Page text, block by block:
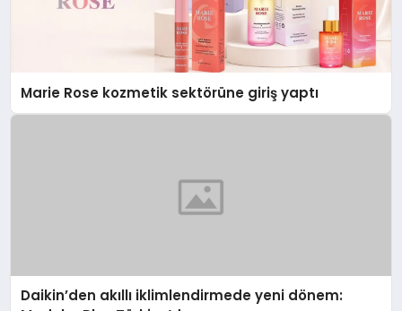
Marie Rose kozmetik sektörüne giriş yaptı
Daikin’den akıllı iklimlendirmede yeni dönem: